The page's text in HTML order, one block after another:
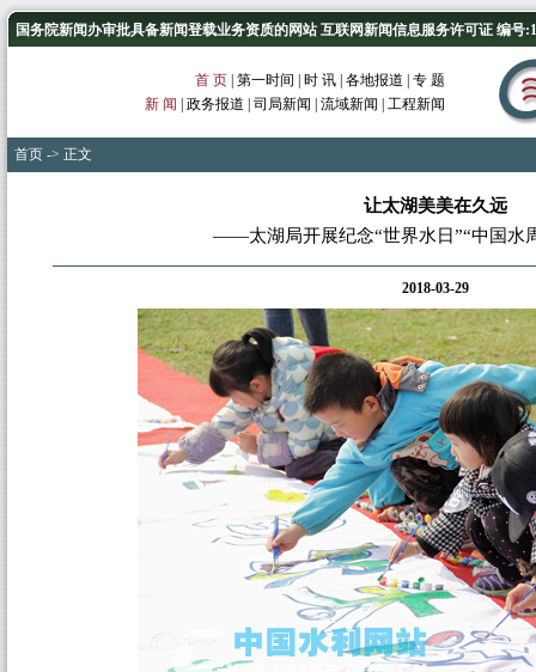
国务院新闻办审批具备新闻登载业务资质的网站 互联网新闻信息服务许可证 编号
首 页 第一时间 时 讯 各地报道
专 题
新 闻
政务报道 司局新闻 流域新闻 工程新闻
首页 -> 正文
让太湖美美在久远
——太湖局开展纪念“世界水日”“中国水
2018-03-29